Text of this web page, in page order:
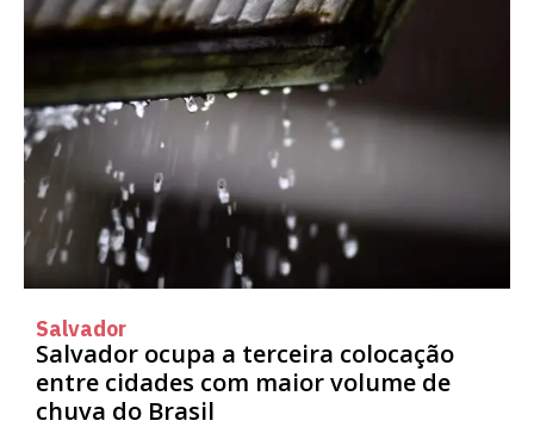
Salvador
Salvador ocupa a terceira colocação
entre cidades com maior volume de
chuva do Brasil